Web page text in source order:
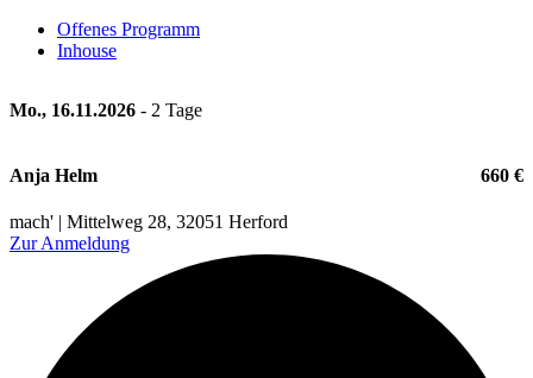
Offenes Programm
Inhouse
Mo., 16.11.2026 - 2 Tage
Anja Helm 660 €
mach' | Mittelweg 28, 32051 Herford
Zur Anmeldung